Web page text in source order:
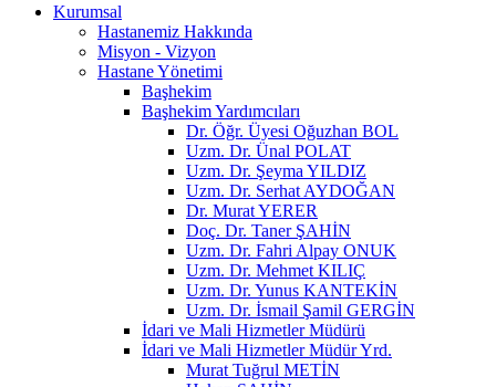
Kurumsal
Hastanemiz Hakkında
Misyon - Vizyon
Hastane Yönetimi
Başhekim
Başhekim Yardımcıları
Dr. Öğr. Üyesi Oğuzhan BOL
Uzm. Dr. Ünal POLAT
Uzm. Dr. Şeyma YILDIZ
Uzm. Dr. Serhat AYDOĞAN
Dr. Murat YERER
Doç. Dr. Taner ŞAHİN
Uzm. Dr. Fahri Alpay ONUK
Uzm. Dr. Mehmet KILIÇ
Uzm. Dr. Yunus KANTEKİN
Uzm. Dr. İsmail Şamil GERGİN
İdari ve Mali Hizmetler Müdürü
İdari ve Mali Hizmetler Müdür Yrd.
Murat Tuğrul METİN